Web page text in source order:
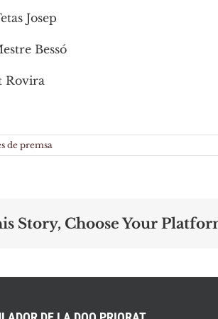
Josep
Bessó
Rovira
de premsa
Story, Choose Your